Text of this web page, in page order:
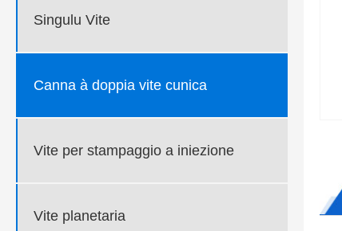
Singulu Vite
Canna à doppia vite cunica
Vite per stampaggio a iniezione
Vite planetaria